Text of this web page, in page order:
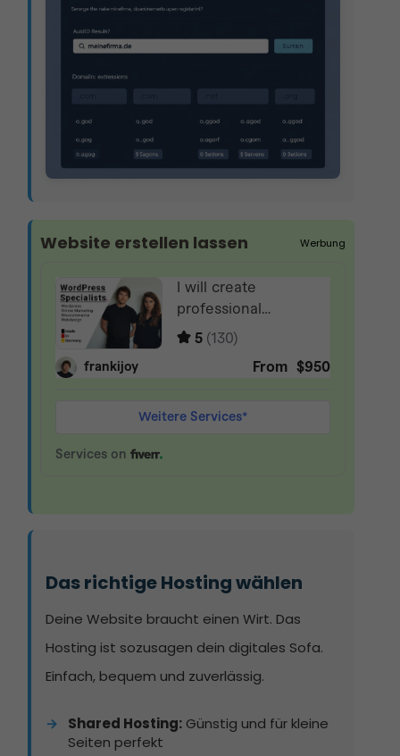
Website erstellen lassen Werbung
Das richtige Hosting wählen
Deine Website braucht einen Wirt. Das
Hosting ist sozusagen dein digitales Sofa.
Einfach, bequem und zuverlässig.
Shared Hosting: Günstig und für kleine
Seiten perfekt